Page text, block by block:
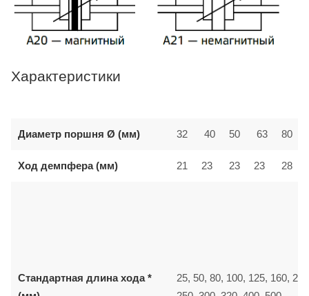
Характеристики
Диаметр поршня Ø (мм) 32 40 50 63 80
Ход демпфера (мм) 21 23 23 23 28
Стандартная длина хода *
25, 50, 80, 100, 125, 160,